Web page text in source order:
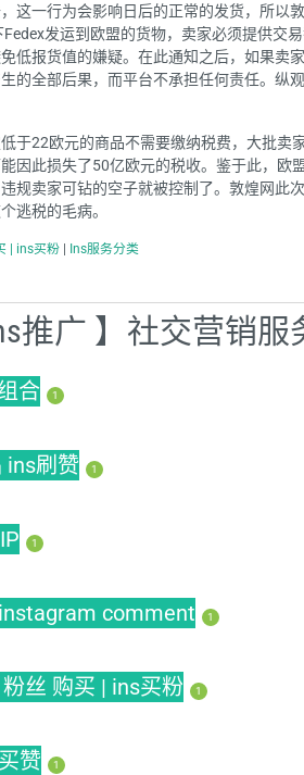
这一行为会影响日后的正常的发货，所以
发运到欧盟的货物，卖家必须提供交
低报货值的嫌疑。在此通知之后，如果卖
的全部后果，而平台不承担任何责任。纵
于22欧元的商品不需要缴纳税费，大批卖
因此损失了50亿欧元的税收。鉴于此，欧
规卖家可钻的空子就被控制了。敦煌网此
逃税的毛病。
| ins买粉 | Ins服务分类
推广 】社交营销服
合 1
ins刷赞 1
1
comment 1
丝 购买 | ins买粉 1
赞 1